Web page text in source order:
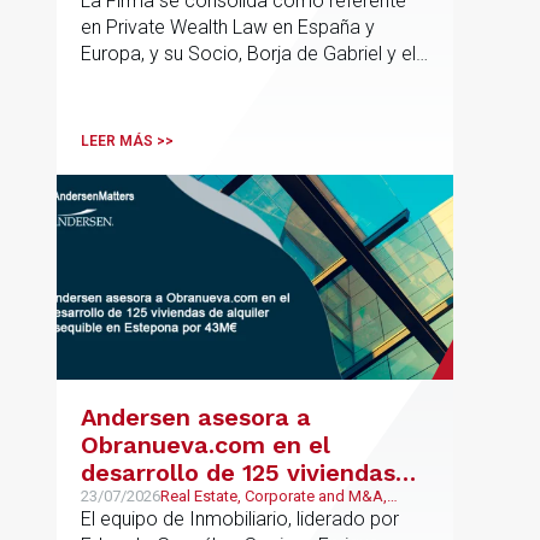
en Private Wealth Law en España y
Europa, y su Socio, Borja de Gabriel y el
profesionales clave del sector.
LEER MÁS >>
Andersen asesora a
Obranueva.com en el
desarrollo de 125 viviendas
de alquiler asequible en
Estepona por 43M€
23/07/2026Real Estate, Corporate and M&A,
Público y Regulatorio
El equipo de Inmobiliario, liderado por